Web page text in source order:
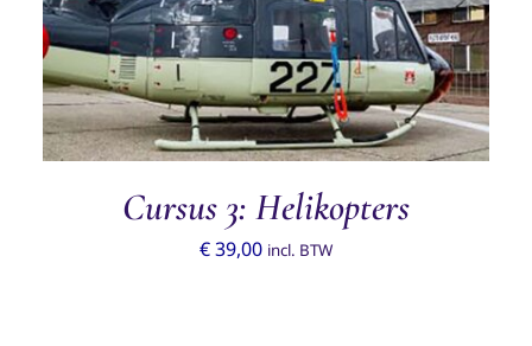
TOEVOEGEN AAN WINKELWAGEN DETAILS
Cursus 3: Helikopters
€39,00 incl. BTW